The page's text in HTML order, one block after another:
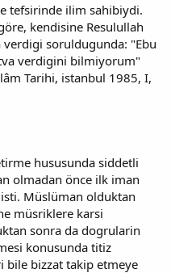
tefsirinde ilim sahibiydi.
kendisine Resulullah
soruldugunda: "Ebu
verdigini bilmiyorum"
Tarihi, istanbul 1985, I,
hususunda siddetli
olmadan önce ilk iman
Müslüman olduktan
müsriklere karsi
sonra da dogrularin
konusunda titiz
bile bizzat takip etmeye